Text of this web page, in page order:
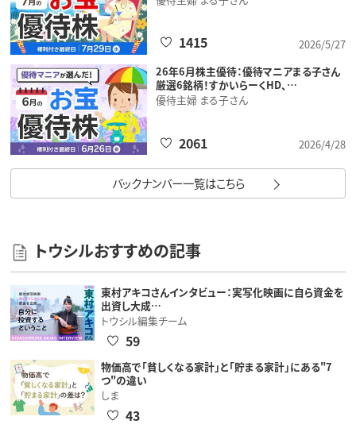
2026/5/27
1415
26年6月株主優待：優待マニアまる子さん
厳選6銘柄！すかいらーくHD、…
優待主婦 まる子さん
2026/4/28
2061
バックナンバー一覧はこちら
トウシルおすすめの記事
東村アキコさんインタビュー：実写化映画に自ら資金を
出資し大成…
トウシル編集チーム
59
物価高で「貧しくなる家計」と「貯まる家計」にある"7
つ"の違い
しま
43